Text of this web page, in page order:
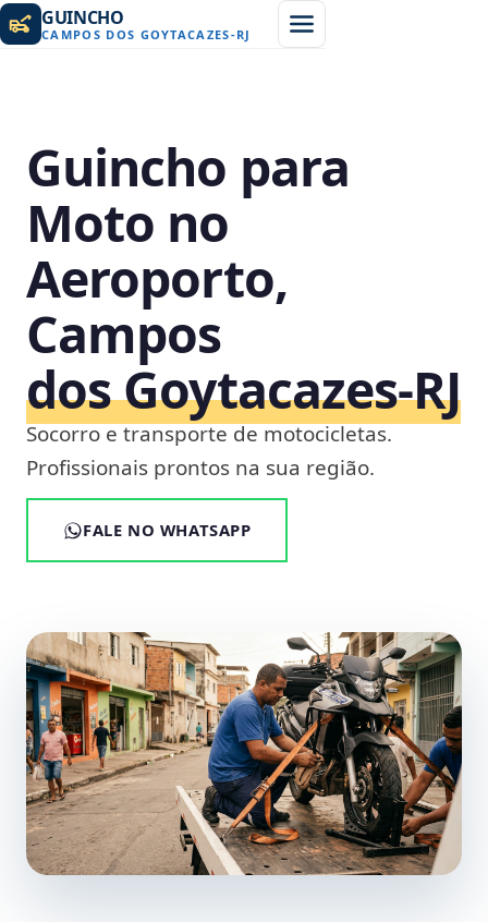
GUINCHO
CAMPOS DOS GOYTACAZES-RJ
Guincho para
Moto no
Aeroporto,
Campos
dos Goytacazes‑RJ
Socorro e transporte de motocicletas.
Profissionais prontos na sua região.
FALE NO WHATSAPP